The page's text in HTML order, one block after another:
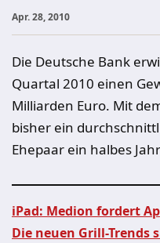
Apr. 28, 2010
Die Deutsche Bank
Quartal 2010 einen
Milliarden Euro. Mit
bisher ein
Ehepaar ein halbes
iPad: Medion fordert
Die neuen Grill-Trends